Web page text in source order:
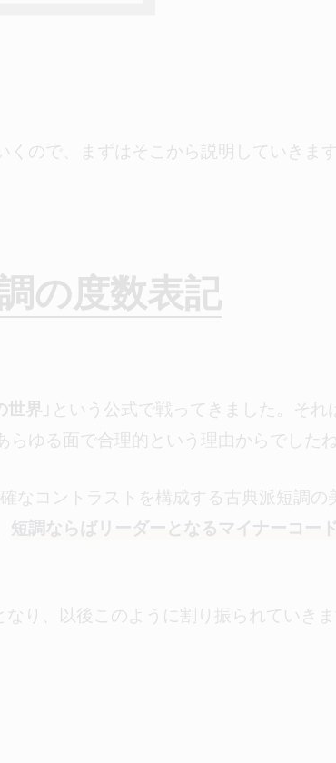
ので、まずはそこから説明していきます
の度数表記
世界 」という公式で戦ってきました。そ
ゆる面で合理的という理由からでしたね
なコントラストを構成する古典派短調の
短調ならばリーダーとなるマイナーコー
り、以後このように割り振られていきま